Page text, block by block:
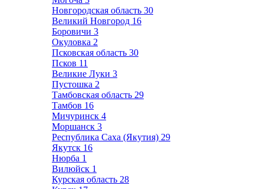
Новгородская область 30
Великий Новгород 16
Боровичи 3
Окуловка 2
Псковская область 30
Псков 11
Великие Луки 3
Пустошка 2
Тамбовская область 29
Тамбов 16
Мичуринск 4
Моршанск 3
Республика Саха (Якутия) 29
Якутск 16
Нюрба 1
Вилюйск 1
Курская область 28